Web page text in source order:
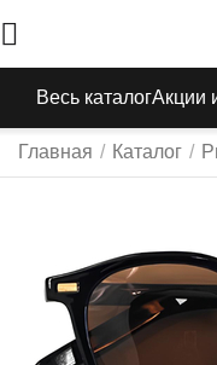
Весь каталогАкции
Главная / Каталог /